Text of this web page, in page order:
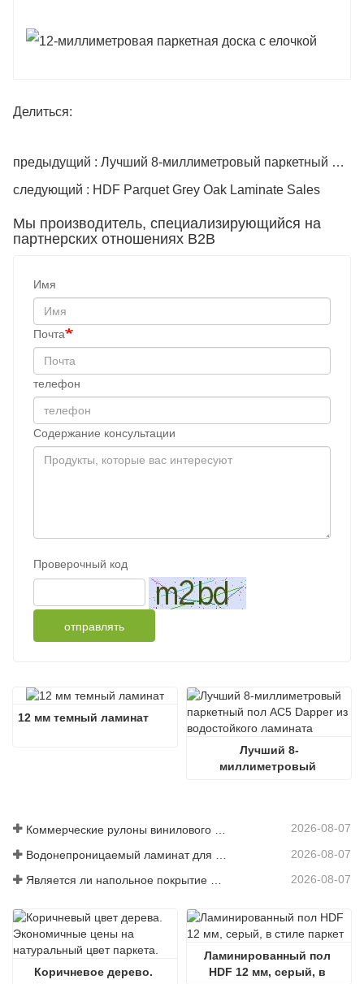
Делиться:
предыдущий : Лучший 8-миллиметровый паркетный пол AC5 Dapper из водостойкого ламината
следующий : HDF Parquet Grey Oak Laminate Sales
Мы производитель, специализирующийся на
партнерских отношениях B2B
Имя
Почта
телефон
Содержание консультации
Проверочный код
отправлять
12 мм темный ламинат
Лучший 8-
миллиметровый
2026-08-07
2026-08-07
Является ли напольное покрытие SPC водонепроницаемым для ванных комнат 2026-08-07
Коричневое дерево.
Ламинированный пол
HDF 12 мм, серый, в